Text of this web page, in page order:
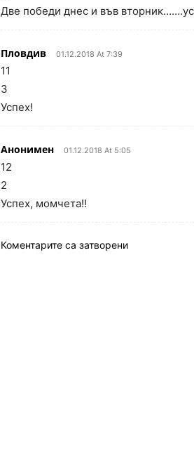
Две победи днес и във
Пловдив 01.12.2018 At 7:39
11
3
Успех!
Анонимен 01.12.2018 At 5:05
12
2
Успех, момчета!!
Коментарите са затворени